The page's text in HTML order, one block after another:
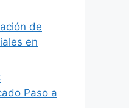
de
en
Paso a